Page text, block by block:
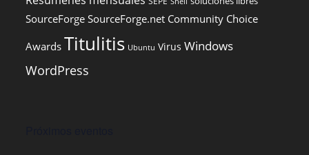
SourceForge SourceForge.net Community Choice
Awards Titulitis Ubuntu Virus Windows
WordPress